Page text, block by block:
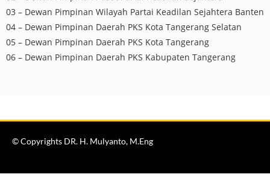
03 – Dewan Pimpinan Wilayah Partai Keadilan Sejahtera Banten
04 – Dewan Pimpinan Daerah PKS Kota Tangerang Selatan
05 – Dewan Pimpinan Daerah PKS Kota Tangerang
06 – Dewan Pimpinan Daerah PKS Kabupaten Tangerang
© Copyrights DR. H. Mulyanto, M.Eng